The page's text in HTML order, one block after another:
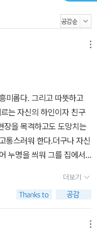
미롭다. 그리고 따뜻하고
는 자신의 하인이자 친구
장을 목격하고도 도망치는
통스러워 한다.더구나 자신
누명을 씌워 그를 집에서
그 행동이 비겁하다거나 죄
라고 여겨진다.늘 아미르
의 죄를외면하려 했던 아미
들의 모습을본다. 자신의
더보기